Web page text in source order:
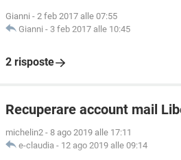
Gianni - 2 feb 2017 alle 07:55
Gianni - 3 feb 2017 alle 10:45
2 risposte
Recuperare account mail
michelin2 - 8 ago 2019 alle 17:11
e-claudia - 12 ago 2019 alle 09:14